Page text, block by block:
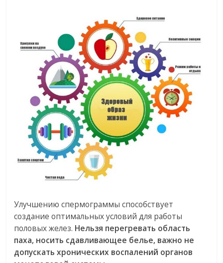
Улучшению спермограммы способствует
создание оптимальных условий для работы
половых желез. Нельзя перегревать область
паха, носить сдавливающее белье, важно не
допускать хронических воспалений органов